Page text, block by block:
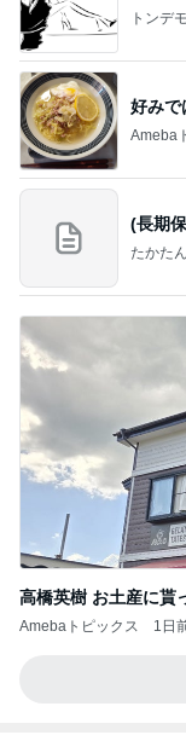
トンデ
好みで
Ameba
(長期
たかた
高橋英樹 お土産に貰
Amebaトピックス 1日